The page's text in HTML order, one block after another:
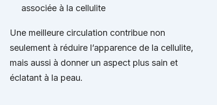
associée à la cellulite
Une meilleure circulation contribue non
seulement à réduire l’apparence de la cellulite,
mais aussi à donner un aspect plus sain et
éclatant à la peau.